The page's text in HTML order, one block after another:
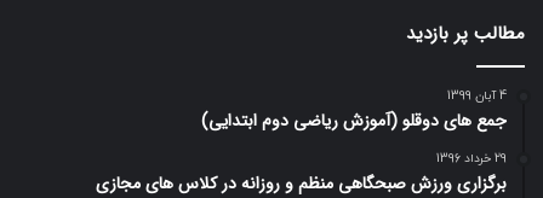
مطالب پر بازدید
4 آبان 1399
جمع های دوقلو (آموزش ریاضی دوم ابتدایی)
29 خرداد 1396
برگزاری ورزش صبحگاهی منظم و روزانه در کلاس های مجازی